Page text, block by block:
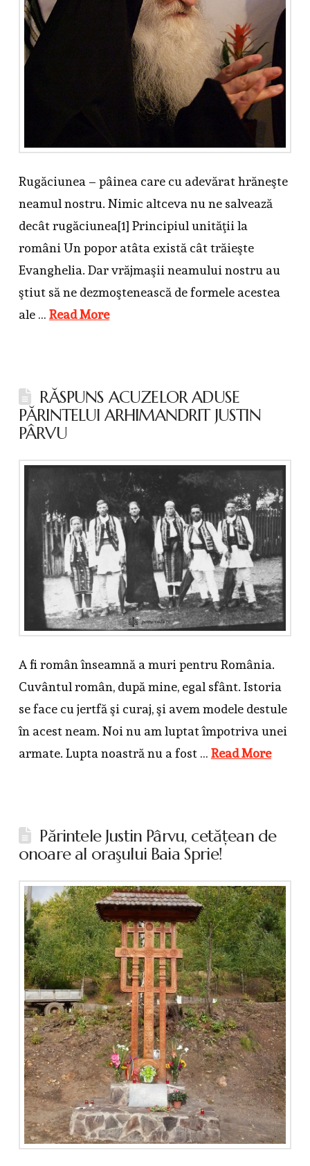
Rugăciunea – pâinea care cu adevărat hrăneşte
neamul nostru. Nimic altceva nu ne salvează
decât rugăciunea[1] Principiul unităţii la
români Un popor atâta există cât trăieşte
Evanghelia. Dar vrăjmaşii neamului nostru au
ştiut să ne dezmoştenească de formele acestea
ale … Read More
RĂSPUNS ACUZELOR ADUSE
PĂRINTELUI ARHIMANDRIT JUSTIN
PÂRVU
A fi român înseamnă a muri pentru România.
Cuvântul român, după mine, egal sfânt. Istoria
se face cu jertfă şi curaj, şi avem modele destule
în acest neam. Noi nu am luptat împotriva unei
armate. Lupta noastră nu a fost … Read More
Părintele Justin Pârvu, cetăţean de
onoare al oraşului Baia Sprie!